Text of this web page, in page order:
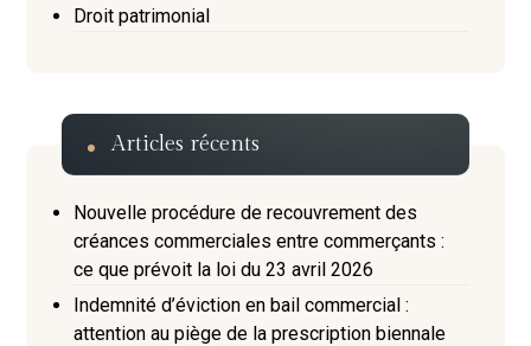
Droit patrimonial
Articles récents
Nouvelle procédure de recouvrement des
créances commerciales entre commerçants :
ce que prévoit la loi du 23 avril 2026
Indemnité d’éviction en bail commercial :
attention au piège de la prescription biennale